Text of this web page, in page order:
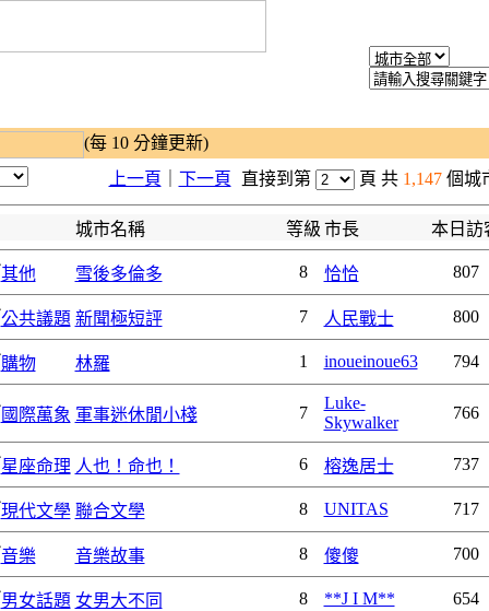
(每 10 分鐘更新)
上一頁
下一頁 直接到第 頁 共 1,147個城
城市名稱 等級 市長 本日訪
其他 雪後多倫多 8 恰恰 807
公共議題 新聞極短評 7 人民戰士 800
購物 林羅 1 inoueinoue63 794
國際萬象 軍事迷休閒小棧 7
Luke-
Skywalker
766
星座命理 人也！命也！ 6 榕逸居士 737
現代文學 聯合文學 8 UNITAS 717
音樂 音樂故事 8 傻傻 700
男女話題 女男大不同 8 **J I M** 654